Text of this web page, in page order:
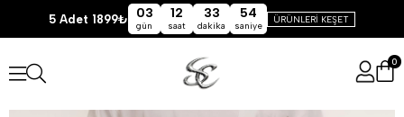
5 Adet 1899₺ 03
gün
12
saat
33
dakika
53
saniye
ÜRÜNLERİ KEŞET
0